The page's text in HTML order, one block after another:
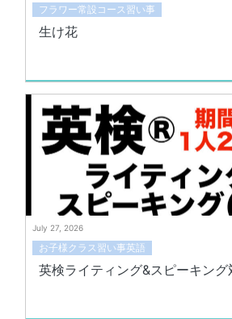
フラワー常設コース習い事
生け花
July 27, 2026
お子様クラス習い事英語
英検ライティング&スピーキング